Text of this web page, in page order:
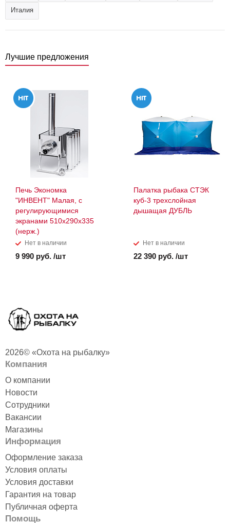
Италия
Лучшие предложения
Печь Экономка
"ИНВЕНТ" Малая, с
регулирующимися
экранами 510х290х335
(нерж.)
Нет в наличии
9 990 руб. /шт
Палатка рыбака СТЭК
куб-3 трехслойная
дышащая ДУБЛЬ
Нет в наличии
22 390 руб. /шт
2026© «Охота на рыбалку»
Компания
О компании
Новости
Сотрудники
Вакансии
Магазины
Информация
Оформление заказа
Условия оплаты
Условия доставки
Гарантия на товар
Публичная оферта
Помощь